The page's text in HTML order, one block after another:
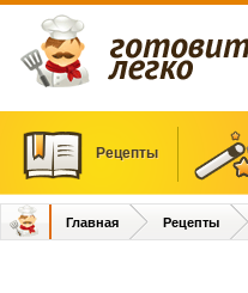
Рецепты
Главная Рецепты